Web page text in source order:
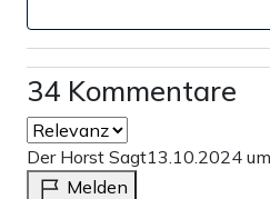
34 Kommentare
Der Horst Sagt13.10.2024
Melden